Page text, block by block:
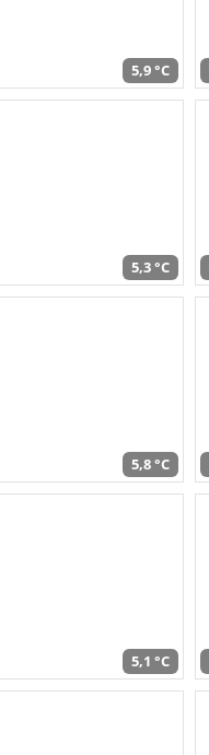
5,9 °C
5,3 °C
5,8 °C
5,1 °C